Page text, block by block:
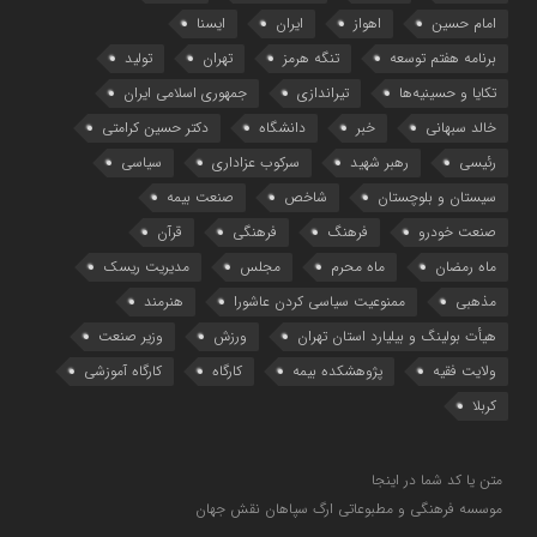
امام حسین
اهواز ایران
ایسنا
برنامه هفتم توسعه
تنگه هرمز تهران
تولید
تکایا و حسینیه‌ها
تیراندازی
جمهوری اسلامی ایران
خالد سبهانی
خبر دانشگاه
دکتر حسین کرامتی
رئیسی
رهبر شهید سرکوب عزاداری
سیاسی
سیستان و بلوچستان
شاخص
صنعت بیمه
صنعت خودرو
فرهنگ فرهنگی
قرآن
ماه رمضان
ماه محرم مجلس
مدیریت ریسک
مذهبی
ممنوعیت سیاسی کردن عاشورا
هنرمند
هیأت بولینگ و بیلیارد استان تهران
ورزش
وزیر صنعت
ولایت فقیه
پژوهشکده بیمه کارگاه
کارگاه آموزشی
کربلا
متن یا کد شما در اینجا
موسسه فرهنگی و مطبوعاتی ارگ سپاهان نقش جهان